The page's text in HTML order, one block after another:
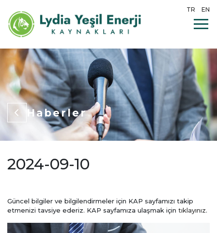
TR EN
Haberler
2024-09-10
Güncel bilgiler ve bilgilendirmeler için KAP sayfamızı takip
etmenizi tavsiye ederiz. KAP sayfamıza ulaşmak için tıklayınız.